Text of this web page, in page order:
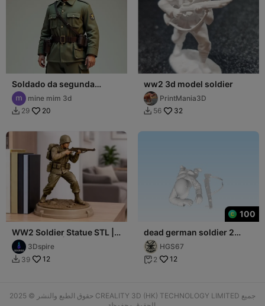
Soldado da segunda
guerramine mim 3d
 29 20
ww2 3d model soldier
PrintMania3D
 56 32
WW2 Soldier Statue STL |
3D Print File | Military
Figurine
3Dspire
 39 12
100
dead german soldier 2
1/35HGS67
 2 12
حقوق الطبع والنشر © 2025 CREALITY 3D (HK) TECHNOLOGY LIMITED جميع